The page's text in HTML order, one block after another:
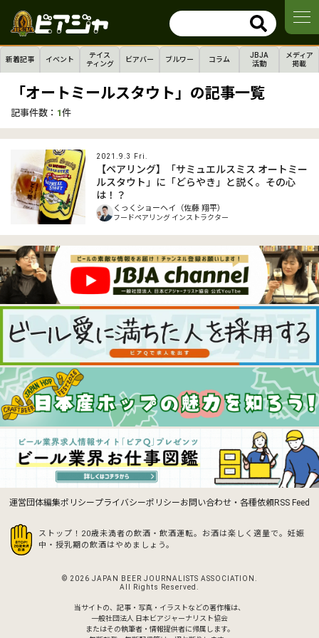
新着記事 イベント
テイス
ティング
ビアバー ブルワー コラム
JBJA
活動
メディア
掲載
「オートミールスタウト」の記事一覧
記事件数： 1件
2021.9.3 Fri.
【ペアリング】「サミュエルスミス オートミー
ルスタウト」に「どらやき」と説く。その心
は！？
くっくショーヘイ（佐藤 翔平）
フードペアリング インストラクター
運営団体編集ポリシープライバシーポリシーお問い合わせ・各種依頼RSS Feed
ストップ！20歳未満者の飲酒・飲酒運転。お酒は楽しく適量で。 妊娠
中・授乳期の飲酒はやめましょう。
© 2026 JAPAN BEER JOURNALISTS ASSOCIATION.
All Rights Reserved.
当サイトの、記事・写真・イラストなどの著作権は、
一般社団法人 日本ビアジャーナリスト協会
またはその執筆者・情報提供者に帰属します。